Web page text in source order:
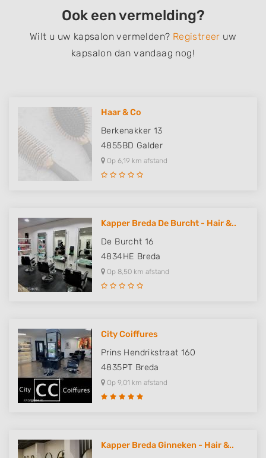
Ook een vermelding?
Wilt u uw kapsalon vermelden? Registreer uw
kapsalon dan vandaag nog!
Haar & Co
Berkenakker 13
4855BD Galder
Op 6,19 km afstand
Kapper Breda De Burcht - Hair &..
De Burcht 16
4834HE Breda
Op 8,50 km afstand
City Coiffures
Prins Hendrikstraat 160
4835PT Breda
Op 9,01 km afstand
Kapper Breda Ginneken - Hair &..